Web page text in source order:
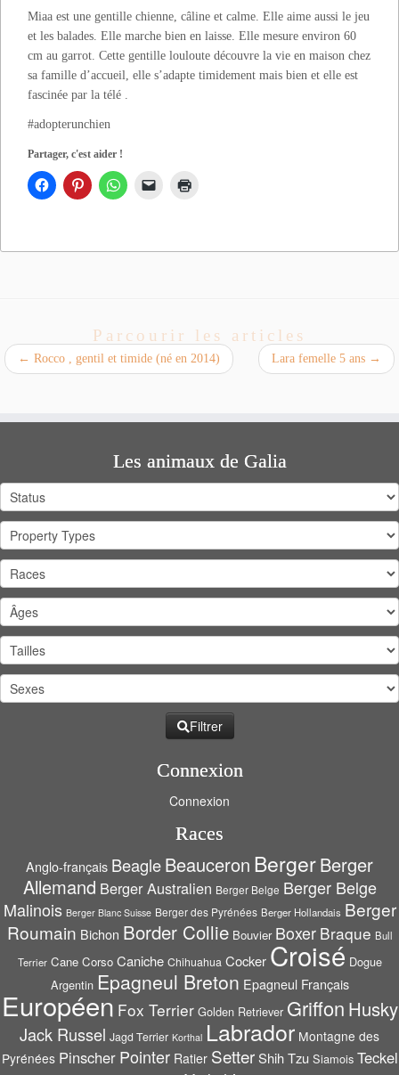
Miaa est une gentille chienne, câline et calme. Elle aime aussi le jeu
et les balades. Elle marche bien en laisse. Elle mesure environ 60
cm au garrot. Cette gentille louloute découvre la vie en maison chez
sa famille d’accueil, elle s’adapte timidement mais bien et elle est
fascinée par la télé .
#adopterunchien
Partager, c'est aider !
Parcourir les articles
← Rocco , gentil et timide (né en 2014) Lara femelle 5 ans →
Les animaux de Galia
Filtrer
Connexion
Connexion
Races
Anglo-français BeagleBeauceron BergerBerger
Allemand Berger Australien Berger Belge Berger Belge
Malinois Berger Blanc Suisse Berger des Pyrénées Berger Hollandais Berger
Roumain Bichon Border Collie Bouvier Boxer Braque Bull
Terrier Cane Corso Caniche Chihuahua Cocker Croisé Dogue
Argentin Epagneul Breton Epagneul Français
Européen Fox Terrier Golden Retriever Griffon Husky
Jack Russel Jagd Terrier Korthal Labrador Montagne des
Pyrénées Pinscher Pointer Ratier Setter Shih Tzu Siamois Teckel